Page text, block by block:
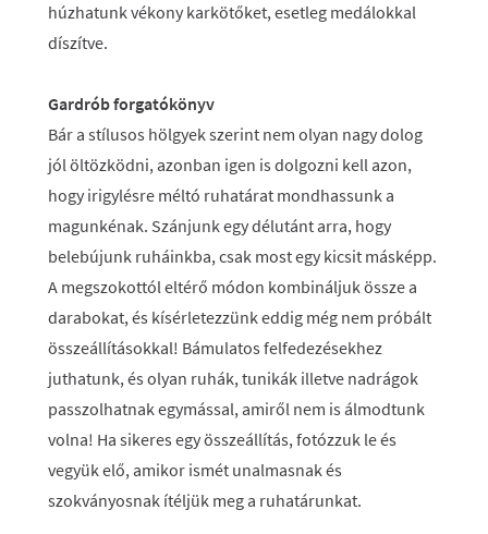
húzhatunk vékony karkötőket, esetleg medálokkal
díszítve.
Gardrób forgatókönyv
Bár a stílusos hölgyek szerint nem olyan nagy dolog
jól öltözködni, azonban igen is dolgozni kell azon,
hogy irigylésre méltó ruhatárat mondhassunk a
magunkénak. Szánjunk egy délutánt arra, hogy
belebújunk ruháinkba, csak most egy kicsit másképp.
A megszokottól eltérő módon kombináljuk össze a
darabokat, és kísérletezzünk eddig még nem próbált
összeállításokkal! Bámulatos felfedezésekhez
juthatunk, és olyan ruhák, tunikák illetve nadrágok
passzolhatnak egymással, amiről nem is álmodtunk
volna! Ha sikeres egy összeállítás, fotózzuk le és
vegyük elő, amikor ismét unalmasnak és
szokványosnak ítéljük meg a ruhatárunkat.